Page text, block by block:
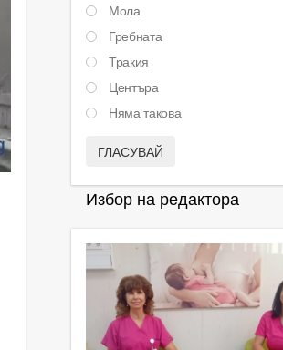
Мола
Гребната
Тракия
Центъра
Няма такова
ГЛАСУВАЙ
Избор на редактора